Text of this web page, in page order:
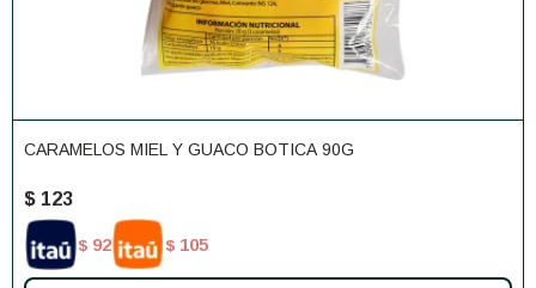
CARAMELOS MIEL Y GUACO BOTICA 90G
$ 123
$ 92 $ 105